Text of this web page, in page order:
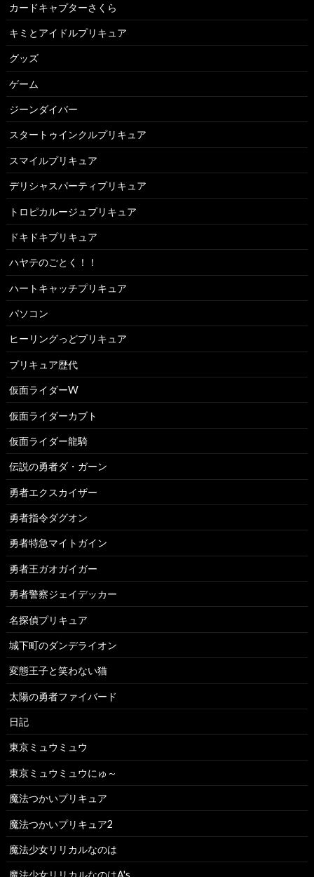
カードキャプターさくら
キミとアイドルプリキュア
グッズ
ゲーム
ジーンダイバー
スタートゥインクルプリキュア
スマイルプリキュア
デリシャスパーティプリキュア
トロピカルージュプリキュア
ドキドキプリキュア
ハヤテのごとく！！
ハートキャッチプリキュア
パソコン
ヒーリングっどプリキュア
プリキュア歴代
仮面ライダーW
仮面ライダーカブト
仮面ライダー龍騎
伝説の勇者ダ・ガーン
勇者エクスカイザー
勇者指令ダグオン
勇者特急マイトガイン
勇者王ガオガイガー
勇者警察ジェイデッカー
名探偵プリキュア
城下町のダンデライオン
変態王子と笑わない猫
太陽の勇者ファイバード
日記
東京ミュウミュウ
東京ミュウミュウにゅ～
魔法つかいプリキュア
魔法つかいプリキュア2
魔法少女リリカルなのは